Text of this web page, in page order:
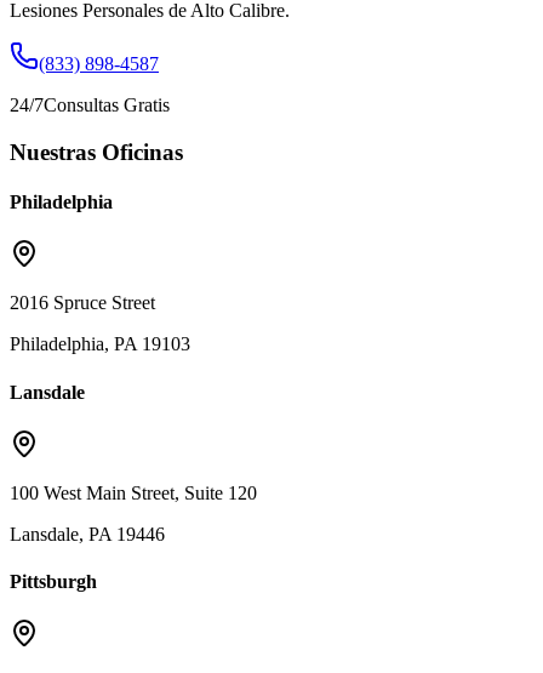
Lesiones Personales de Alto Calibre.
(833) 898-4587
24/7Consultas Gratis
Nuestras Oficinas
Philadelphia
2016 Spruce Street
Philadelphia, PA 19103
Lansdale
100 West Main Street, Suite 120
Lansdale, PA 19446
Pittsburgh